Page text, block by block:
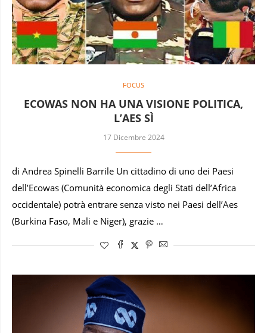
FOCUS
ECOWAS NON HA UNA VISIONE POLITICA,
L’AES SÌ
17 Dicembre 2024
di Andrea Spinelli Barrile Un cittadino di uno dei Paesi
dell’Ecowas (Comunità economica degli Stati dell’Africa
occidentale) potrà entrare senza visto nei Paesi dell’Aes
(Burkina Faso, Mali e Niger), grazie …